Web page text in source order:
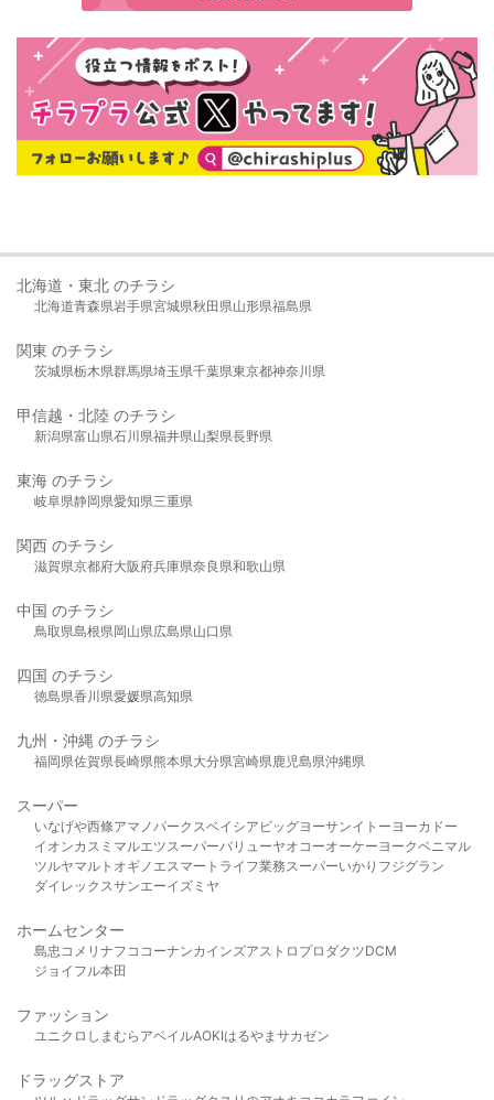
北海道・東北 のチラシ
北海道青森県岩手県宮城県秋田県山形県福島県
関東 のチラシ
茨城県栃木県群馬県埼玉県千葉県東京都神奈川県
甲信越・北陸 のチラシ
新潟県富山県石川県福井県山梨県長野県
東海 のチラシ
岐阜県静岡県愛知県三重県
関西 のチラシ
滋賀県京都府大阪府兵庫県奈良県和歌山県
中国 のチラシ
鳥取県島根県岡山県広島県山口県
四国 のチラシ
徳島県香川県愛媛県高知県
九州・沖縄 のチラシ
福岡県佐賀県長崎県熊本県大分県宮崎県鹿児島県沖縄県
スーパー
いなげや西條アマノパークスベイシア ビッグヨーサンイトーヨーカドー
イオンカスミ マルエツスーパーバリューヤオコーオーケー ヨークベニマル
ツルヤマルト オギノ エスマート ライフ業務スーパーいかり フジグラン
ダイレックスサンエーイズミヤ
ホームセンター
島忠 コメリ ナフコ コーナンカインズアストロプロダクツDCM
ジョイフル本田
ファッション
ユニクロ しまむら アベイルAOKIはるやま サカゼン
ドラッグストア